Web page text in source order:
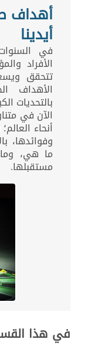
أهداف
أيدينا
في
الأفراد
تتحقق
الأهداف
بالتحديات
الآن في
أنحاء
وفوائدها،
ما هي،
مستقبلها.
في هذا